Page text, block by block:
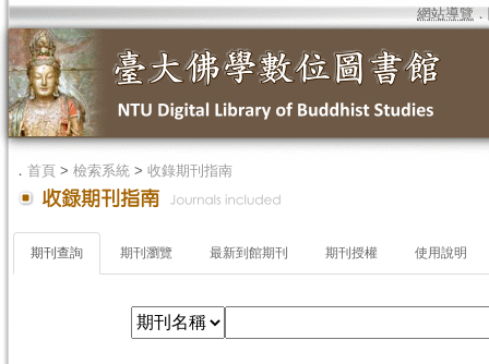
網站導覽 ．
． 首頁 > 檢索系統 > 收錄期刊指南
期刊查詢 期刊瀏覽 最新到館期刊 期刊授權 使用說明